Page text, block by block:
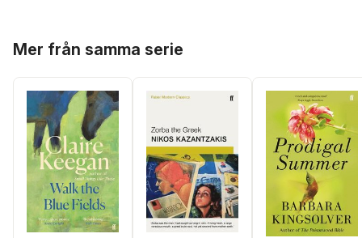
Mer från samma serie